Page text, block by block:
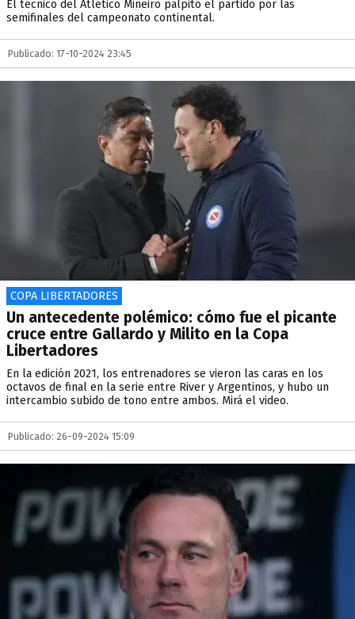
El técnico del Atlético Mineiro palpitó el partido por las
semifinales del campeonato continental.
Publicado: 17-10-2024 23:45
COPA LIBERTADORES
Un antecedente polémico: cómo fue el picante
cruce entre Gallardo y Milito en la Copa
Libertadores
En la edición 2021, los entrenadores se vieron las caras en los
octavos de final en la serie entre River y Argentinos, y hubo un
intercambio subido de tono entre ambos. Mirá el video.
Publicado: 26-09-2024 15:09